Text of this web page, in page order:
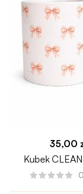
35,00
Kubek
0